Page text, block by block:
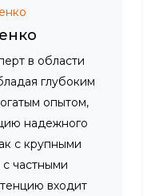
в области
глубоким
опытом,
надежного
с крупными
частными
входит